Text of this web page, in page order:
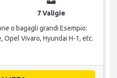
7 Valigie
o bagagli grandi Esempio:
Opel Vivaro, Hyundai H-1, etc.